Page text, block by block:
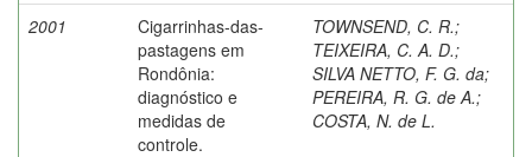
2001
Cigarrinhas-das-
pastagens em
Rondônia:
diagnóstico e
medidas de
controle.
TOWNSEND, C. R.;
TEIXEIRA, C. A. D.;
SILVA NETTO, F. G. da;
PEREIRA, R. G. de A.;
COSTA, N. de L.